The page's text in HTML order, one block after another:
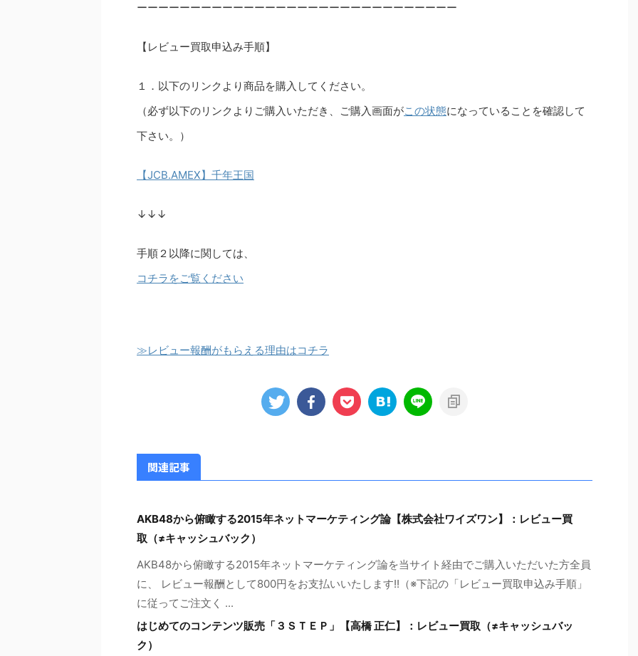
ーーーーーーーーーーーーーーーーーーーーーーーーーーーーーー
【レビュー買取申込み手順】
１．以下のリンクより商品を購入してください。
（必ず以下のリンクよりご購入いただき、ご購入画面がこの状態になっていることを確認して
下さい。）
【JCB.AMEX】千年王国
↓↓↓
手順２以降に関しては、
コチラをご覧ください
≫レビュー報酬がもらえる理由はコチラ
関連記事
AKB48から俯瞰する2015年ネットマーケティング論【株式会社ワイズワン】：レビュー買
取（≠キャッシュバック）
AKB48から俯瞰する2015年ネットマーケティング論を当サイト経由でご購入いただいた方全員
に、 レビュー報酬として800円をお支払いいたします!!（※下記の「レビュー買取申込み手順」
に従ってご注文く ...
はじめてのコンテンツ販売「３ＳＴＥＰ」【高橋 正仁】：レビュー買取（≠キャッシュバッ
ク）